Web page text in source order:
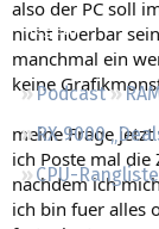
Regeln
Podcast
RX 9000
CPU-Rangliste
also der PC soll
nicht hoerbar
manchmal ein
keine
meine Frage
ich Poste mal
nachdem ich
ich bin fuer alles